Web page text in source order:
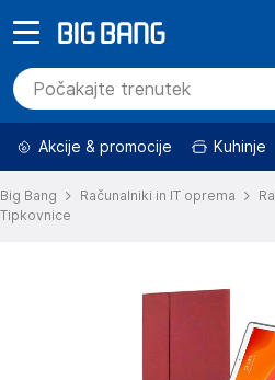
Akcije & promocije Kuhinje
Big Bang Računalniki in IT oprema
Tipkovnice